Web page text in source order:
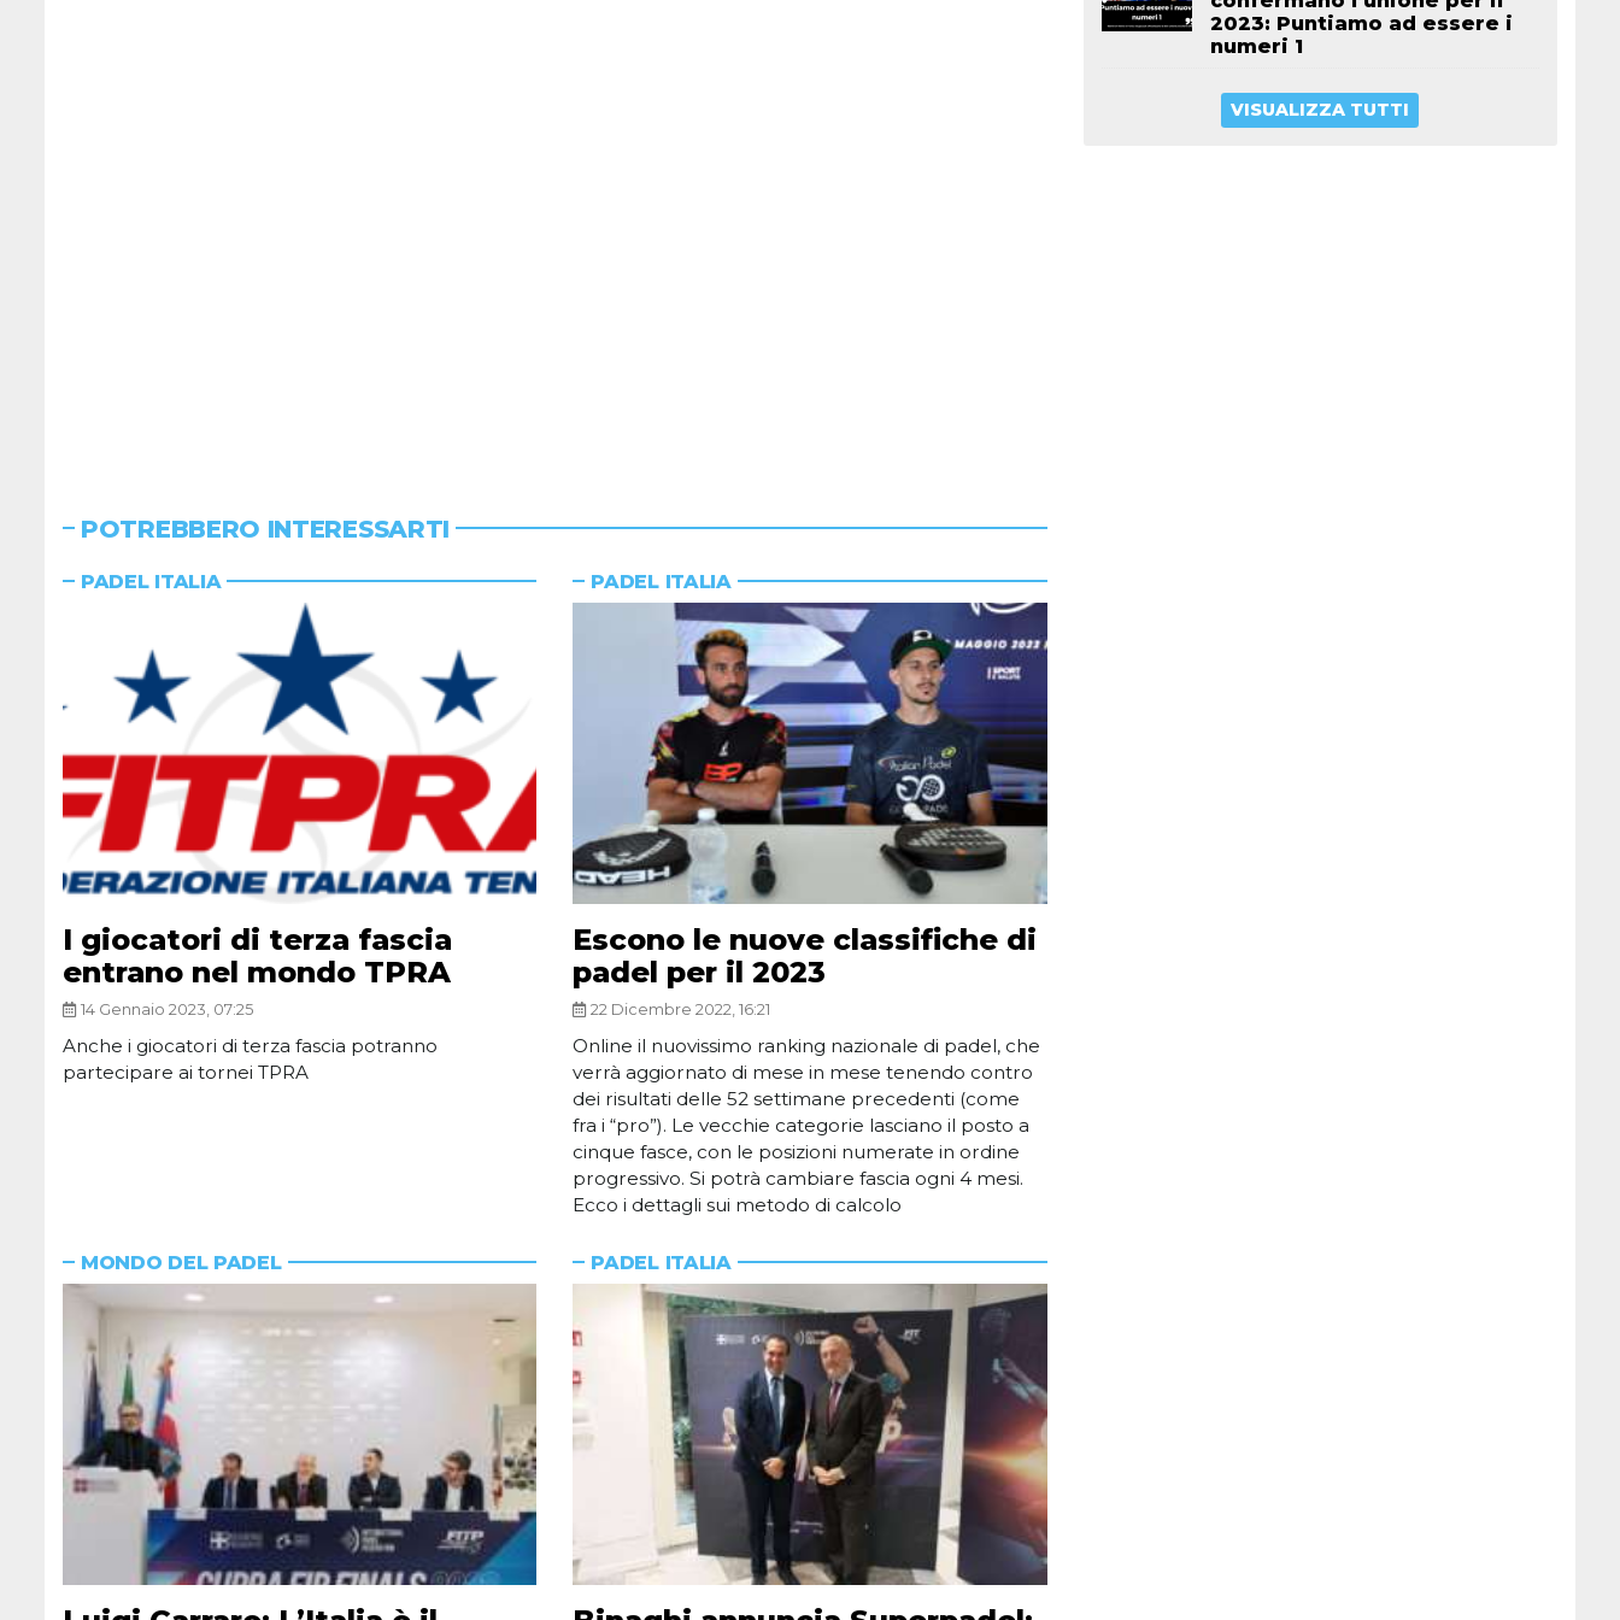
POTREBBERO INTERESSARTI
PADEL ITALIA
I giocatori di terza fascia
entrano nel mondo TPRA
14 Gennaio 2023, 07:25
Anche i giocatori di terza fascia potranno
partecipare ai tornei TPRA
PADEL ITALIA
Escono le nuove classifiche di
padel per il 2023
22 Dicembre 2022, 16:21
Online il nuovissimo ranking nazionale di padel, che
verrà aggiornato di mese in mese tenendo contro
dei risultati delle 52 settimane precedenti (come
fra i “pro”). Le vecchie categorie lasciano il posto a
cinque fasce, con le posizioni numerate in ordine
progressivo. Si potrà cambiare fascia ogni 4 mesi.
Ecco i dettagli sui metodo di calcolo
MONDO DEL PADEL PADEL ITALIA
2023: Puntiamo ad essere i
numeri 1
VISUALIZZA TUTTI